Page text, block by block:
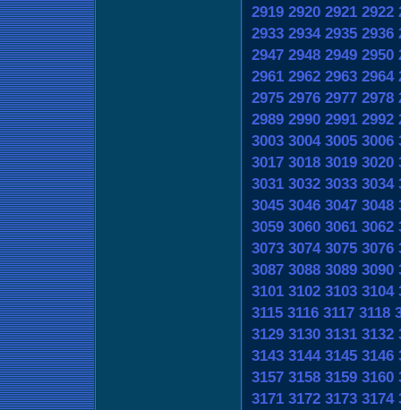
2919 2920 2921 2922
2933 2934 2935 2936
2947 2948 2949 2950
2961 2962 2963 2964
2975 2976 2977 2978
2989 2990 2991 2992
3003 3004 3005 3006
3017 3018 3019 3020
3031 3032 3033 3034
3045 3046 3047 3048
3059 3060 3061 3062
3073 3074 3075 3076
3087 3088 3089 3090
3101 3102 3103 3104
3115 3116 3117 3118
3129 3130 3131 3132
3143 3144 3145 3146
3157 3158 3159 3160
3171 3172 3173 3174